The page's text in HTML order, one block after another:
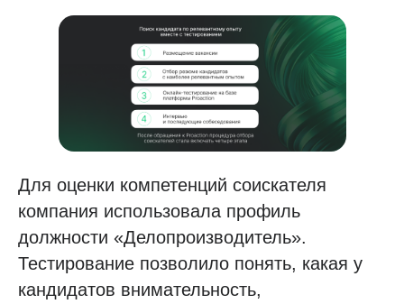
Для оценки компетенций соискателя
компания использовала профиль
должности «Делопроизводитель».
Тестирование позволило понять, какая у
кандидатов внимательность,